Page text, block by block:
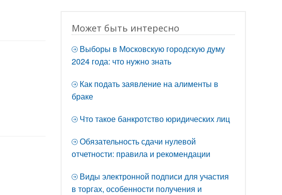
Может быть интересно
Выборы в Московскую городскую думу
2024 года: что нужно знать
Как подать заявление на алименты в
браке
Что такое банкротство юридических лиц
Обязательность сдачи нулевой
отчетности: правила и рекомендации
Виды электронной подписи для участия
в торгах, особенности получения и